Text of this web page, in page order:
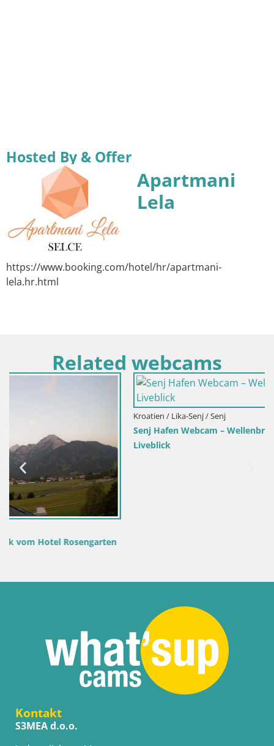
Hosted By & Offer
Apartmani
Lela
https://www.booking.com/hotel/hr/apartmani-
lela.hr.html
Related webcams
Senj Hafen Webcam – Wellenbrecher & Leuchtturm
Liveblick
Kontakt
S3MEA d.o.o.